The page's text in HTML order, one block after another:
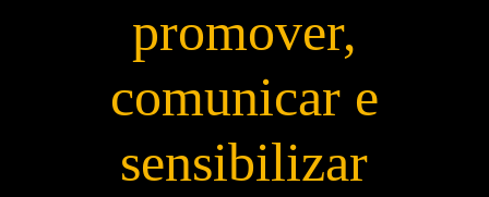
promover,
comunicar e
sensibilizar